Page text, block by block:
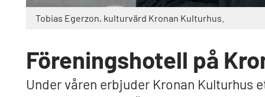
Tobias Egerzon, kulturvärd Kronan Kulturhus.
Föreningshotell på
Under våren erbjuder Kronan Kulturhus